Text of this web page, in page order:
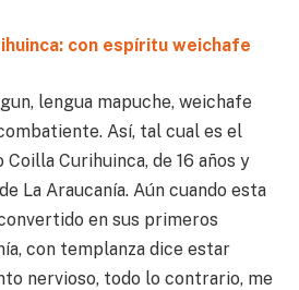
con espíritu weichafe
lengua mapuche, weichafe
Así, tal cual es el
Curihuinca, de 16 años y
La Araucanía. Aún cuando esta
en sus primeros
con templanza dice estar
nervioso, todo lo contrario, me